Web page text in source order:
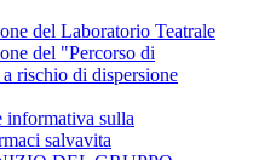
del Laboratorio Teatrale
del "Percorso di
rischio di dispersione
informativa sulla
salvavita